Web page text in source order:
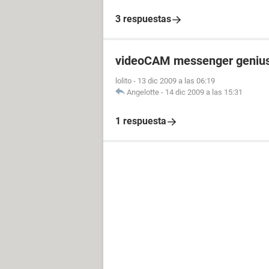
3 respuestas
videoCAM messenger
lolito - 13 dic 2009 a las 06:19
Angelotte - 14 dic 2009 a las 15:31
1 respuesta